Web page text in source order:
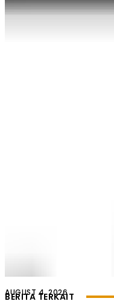
BERITA TERKAIT
AUGUST 4, 2026